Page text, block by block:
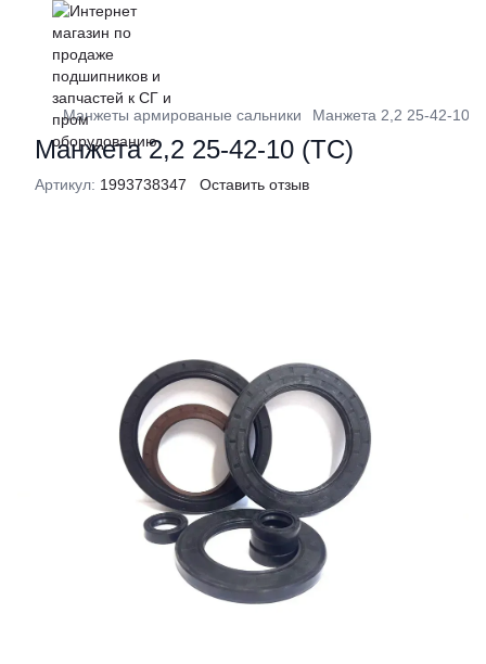
Манжеты армированые сальники Манжета 2,2 25-42-10
Манжета 2,2 25-42-10 (ТС)
Артикул: 1993738347 Оставить отзыв